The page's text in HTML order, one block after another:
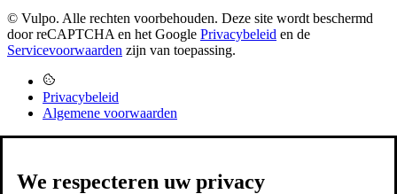
© Vulpo. Alle rechten voorbehouden. Deze site wordt beschermd
door reCAPTCHA en het Google Privacybeleid en de
Servicevoorwaarden zijn van toepassing.
Privacybeleid
Algemene voorwaarden
We respecteren uw privacy